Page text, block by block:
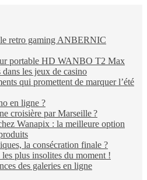
retro gaming ANBERNIC
portable HD WANBO T2 Max
les jeux de casino
qui promettent de marquer l’été
en ligne ?
croisière par Marseille ?
Wanapix : la meilleure option
la consécration finale ?
plus insolites du moment !
des galeries en ligne